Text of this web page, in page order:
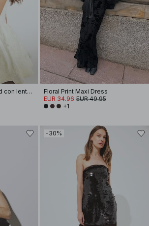
Minivestido de jacquard con lentejuelas y volantes en la cadera
Floral Print Maxi Dress
EUR 34.96 EUR 49.95
+1
-30%